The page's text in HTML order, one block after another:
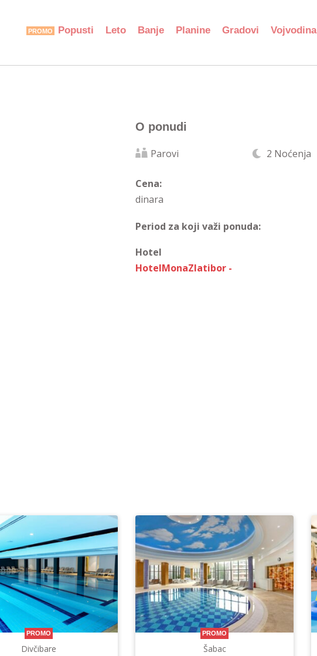
Popusti Leto Banje Planine Gradovi Vojvodina
O ponudi
Parovi 2 Noćenja
Cena:
dinara
Period za koji važi ponuda:
Hotel
HotelMonaZlatibor -
PROMO
Divčibare
PROMO
Šabac